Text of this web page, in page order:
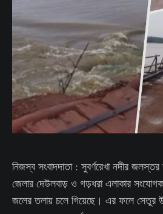
নিজস্ব সংবাদদাতা : সুবর্ণরেখা নদীর
জেলার দেউলবাড় ও গড়ধরা এলাকার
জলের তলায় চলে গিয়েছে। এর ফলে সেতুর